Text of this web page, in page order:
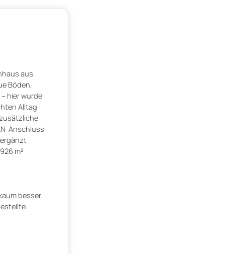
aus
Böden,
hier wurde
Alltag
Anschluss
m²
besser